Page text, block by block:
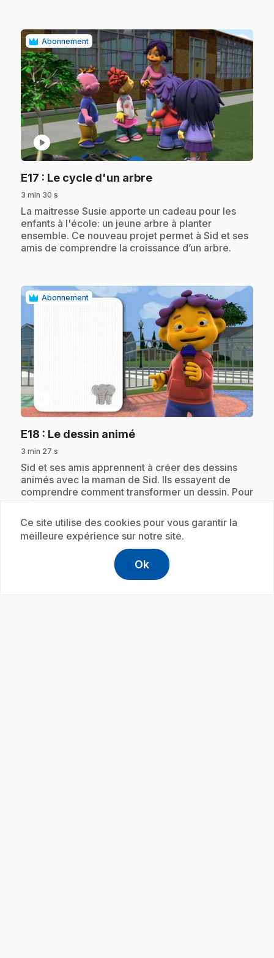
Abonnement
play_circle
E17 : Le cycle d'un arbre.
3 min 30 s
.La maitresse Susie apporte un cadeau pour les
enfants à l'école: un jeune arbre à planter
ensemble. Ce nouveau projet permet à Sid et ses
amis de comprendre la croissance d’un arbre.
Abonnement
play_circle
E18 : Le dessin animé.
3 min 27 s
.Sid et ses amis apprennent à créer des dessins
animés avec la maman de Sid. Ils essayent de
comprendre comment transformer un dessin. Pour
créer un mouvement, il faut d'abord le
décomposer.
Ce site utilise des cookies pour vous garantir la
meilleure expérience sur notre site.
Ok